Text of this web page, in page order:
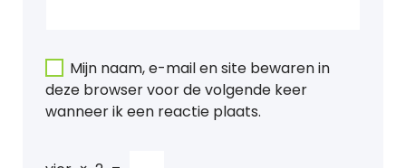
Mijn naam, e-mail en site bewaren in
deze browser voor de volgende keer
wanneer ik een reactie plaats.